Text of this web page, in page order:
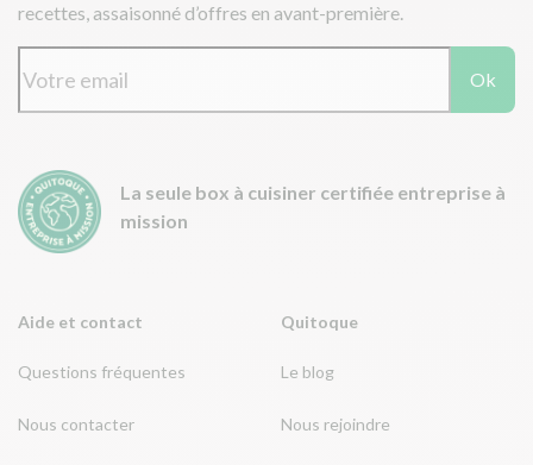
Aide et contact
Questions fréquentes
Nous contacter
Quitoque
Le blog
Nous rejoindre
recettes, assaisonné d’offres en avant-première.
Ok
La seule box à cuisiner certifiée entreprise à
mission